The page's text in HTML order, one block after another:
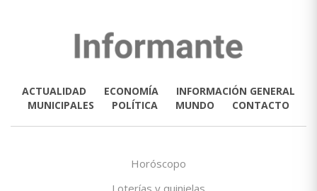
ACTUALIDAD ECONOMÍA
INFORMACIÓN GENERAL
MUNICIPALES
POLÍTICA MUNDO CONTACTO
Horóscopo
Loterías y quinielas